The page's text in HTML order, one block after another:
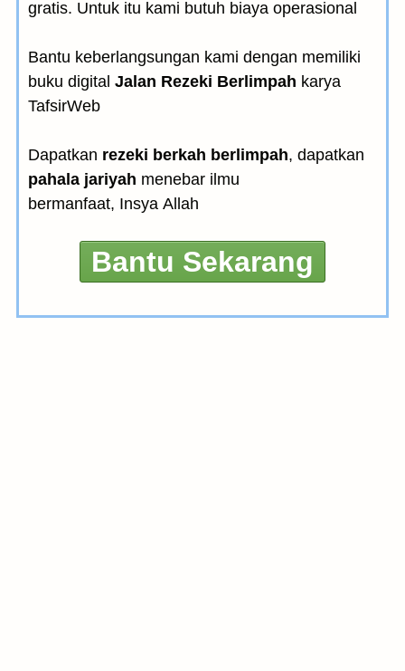
gratis. Untuk itu kami butuh biaya operasional
Bantu keberlangsungan kami dengan memiliki
buku digital Jalan Rezeki Berlimpah karya
TafsirWeb
Dapatkan rezeki berkah berlimpah, dapatkan
pahala jariyah menebar ilmu
bermanfaat, Insya Allah
Bantu Sekarang